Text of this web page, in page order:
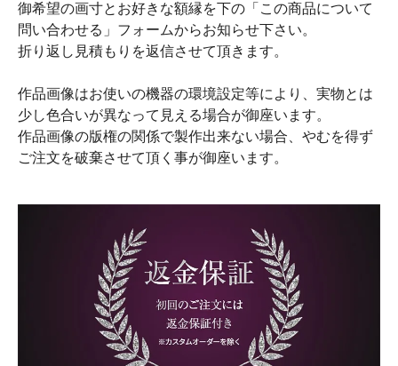
御希望の画寸とお好きな額縁を下の「この商品について
問い合わせる」フォームからお知らせ下さい。
折り返し見積もりを返信させて頂きます。
作品画像はお使いの機器の環境設定等により、実物とは
少し色合いが異なって見える場合が御座います。
作品画像の版権の関係で製作出来ない場合、やむを得ず
ご注文を破棄させて頂く事が御座います。